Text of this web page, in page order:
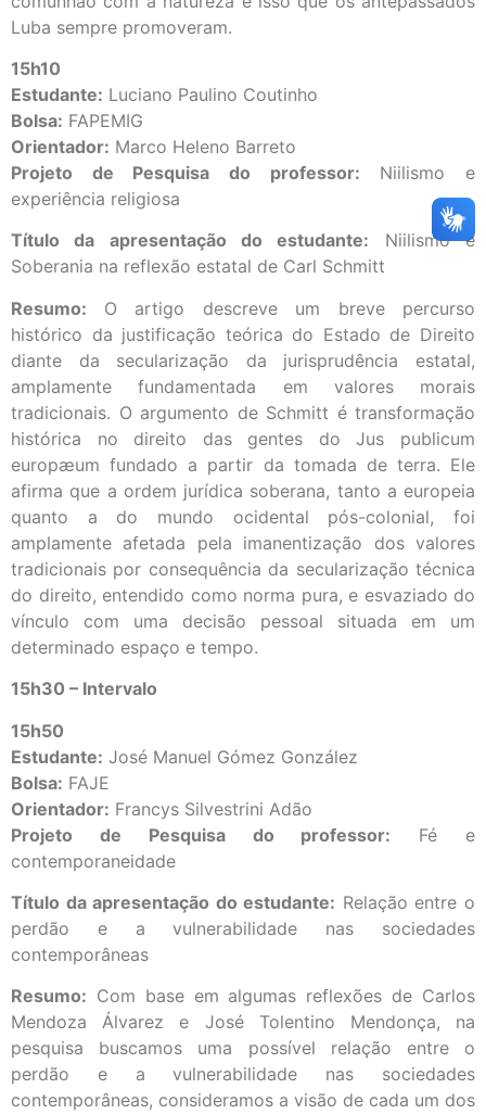
Luba sempre promoveram.
15h10
Estudante: Luciano Paulino Coutinho
Bolsa: FAPEMIG
Orientador: Marco Heleno Barreto
Projeto de Pesquisa do professor: Niilismo e
experiência religiosa
Título da apresentação do estudante: Niilismo e
Soberania na reflexão estatal de Carl Schmitt
Resumo: O artigo descreve um breve percurso
histórico da justificação teórica do Estado de Direito
diante da secularização da jurisprudência estatal,
amplamente fundamentada em valores morais
tradicionais. O argumento de Schmitt é transformação
histórica no direito das gentes do Jus publicum
europæum fundado a partir da tomada de terra. Ele
afirma que a ordem jurídica soberana, tanto a europeia
quanto a do mundo ocidental pós-colonial, foi
amplamente afetada pela imanentização dos valores
tradicionais por consequência da secularização técnica
do direito, entendido como norma pura, e esvaziado do
vínculo com uma decisão pessoal situada em um
determinado espaço e tempo.
15h30 – Intervalo
15h50
Estudante: José Manuel Gómez González
Bolsa: FAJE
Orientador: Francys Silvestrini Adão
Projeto de Pesquisa do professor: Fé e
contemporaneidade
Título da apresentação do estudante: Relação entre o
perdão e a vulnerabilidade nas sociedades
contemporâneas
Resumo: Com base em algumas reflexões de Carlos
Mendoza Álvarez e José Tolentino Mendonça, na
pesquisa buscamos uma possível relação entre o
perdão e a vulnerabilidade nas sociedades
contemporâneas, consideramos a visão de cada um dos